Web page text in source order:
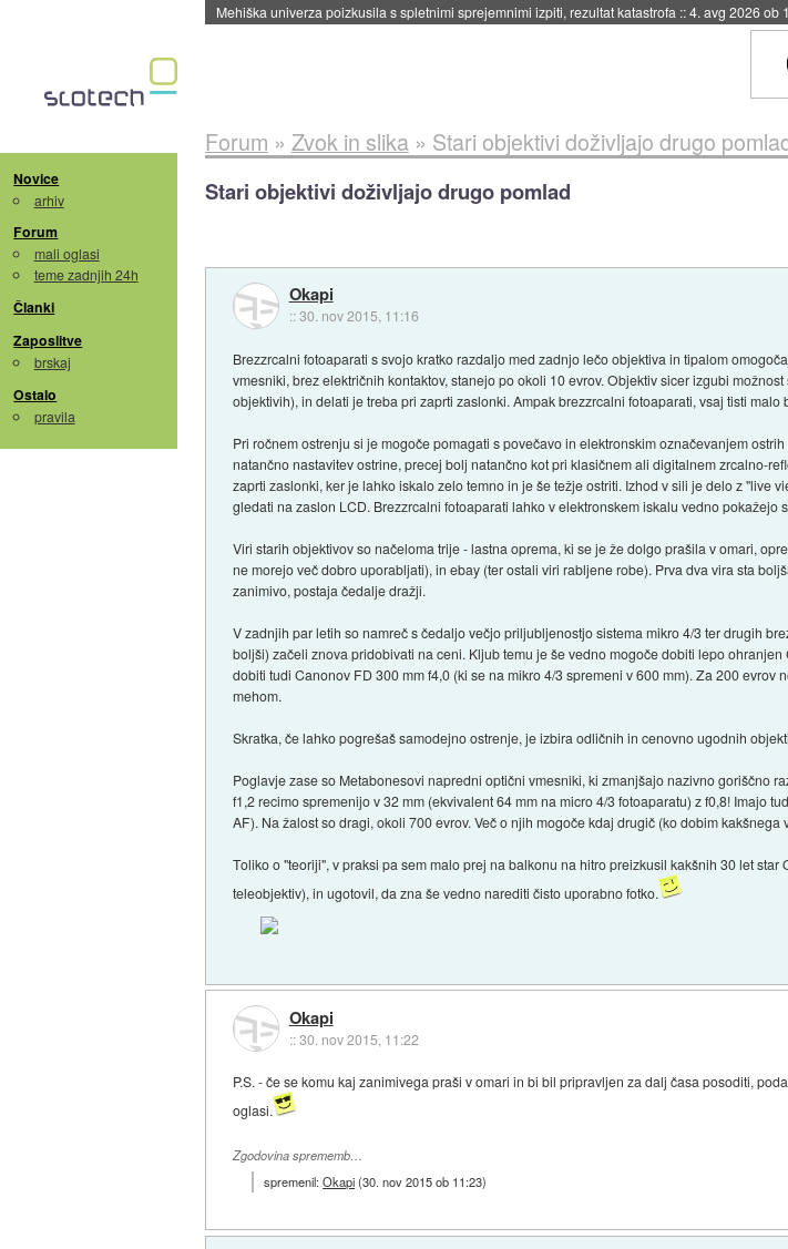
Mehiška univerza poizkusila s spletnimi sprejemnimi izpiti, rezultat katastrofa ::4. avg 2026 ob
Novice
arhiv
Forum
mali oglasi
teme zadnjih 24h
Članki
Zaposlitve
brskaj
Ostalo
pravila
Forum » Zvok in slika» Stari objektivi doživljajo drugo
Stari objektivi doživljajo drugo pomlad
Okapi
::30. nov 2015, 11:16
Brezzrcalni fotoaparati s svojo kratko razdaljo med zadnjo lečo objektiva in tipalom
vmesniki, brez električnih kontaktov, stanejo po okoli 10 evrov. Objektiv sicer izgubi
objektivih), in delati je treba pri zaprti zaslonki. Ampak brezzrcalni fotoaparati, vsaj tisti
Pri ročnem ostrenju si je mogoče pomagati s povečavo in elektronskim označevanjem
natančno nastavitev ostrine, precej bolj natančno kot pri klasičnem ali digitalnem zrcalno-
zaprti zaslonki, ker je lahko iskalo zelo temno in je še težje ostriti. Izhod v sili je delo z "live
gledati na zaslon LCD. Brezzrcalni fotoaparati lahko v elektronskem iskalu vedno pokažejo
Viri starih objektivov so načeloma trije - lastna oprema, ki se je že dolgo prašila v omari,
ne morejo več dobro uporabljati), in ebay (ter ostali viri rabljene robe). Prva dva vira sta
zanimivo, postaja čedalje dražji.
V zadnjih par letih so namreč s čedaljo večjo priljubljenostjo sistema mikro 4/3 ter drugih
boljši) začeli znova pridobivati na ceni. Kljub temu je še vedno mogoče dobiti lepo
dobiti tudi Canonov FD 300 mm f4,0 (ki se na mikro 4/3 spremeni v 600 mm). Za 200
mehom.
Skratka, če lahko pogrešaš samodejno ostrenje, je izbira odličnih in cenovno ugodnih
Poglavje zase so Metabonesovi napredni optični vmesniki, ki zmanjšajo nazivno goriščno
f1,2 recimo spremenijo v 32 mm (ekvivalent 64 mm na micro 4/3 fotoaparatu) z f0,8! Imajo
AF). Na žalost so dragi, okoli 700 evrov. Več o njih mogoče kdaj drugič (ko dobim kakšnega
Toliko o "teoriji", v praksi pa sem malo prej na balkonu na hitro preizkusil kakšnih 30 let
teleobjektiv), in ugotovil, da zna še vedno narediti čisto uporabno fotko.
Okapi
::30. nov 2015, 11:22
P.S. - če se komu kaj zanimivega praši v omari in bi bil pripravljen za dalj časa posoditi,
oglasi.
Zgodovina sprememb…
spremenil:Okapi(30. nov 2015 ob 11:23)